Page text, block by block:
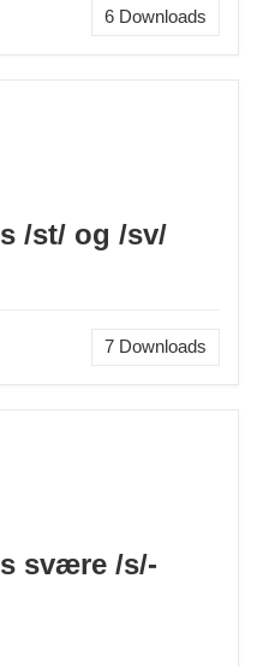
6Downloads
/st/ og /sv/
7Downloads
svære /s/-